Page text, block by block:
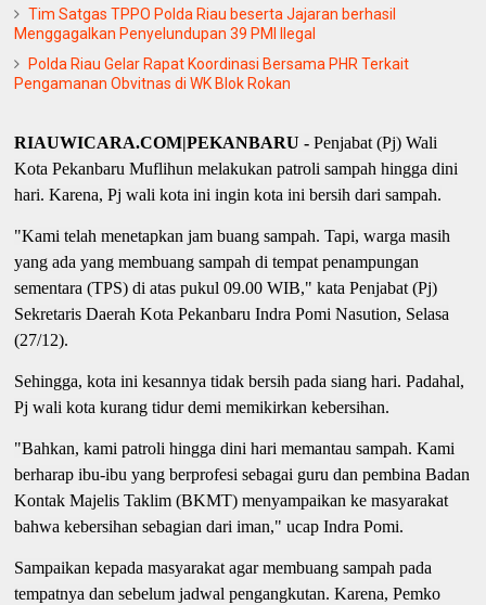
Tim Satgas TPPO Polda Riau beserta Jajaran berhasil
Menggagalkan Penyelundupan 39 PMI Ilegal
Polda Riau Gelar Rapat Koordinasi Bersama PHR Terkait
Pengamanan Obvitnas di WK Blok Rokan
RIAUWICARA.COM|PEKANBARU -Penjabat (Pj) Wali
Kota Pekanbaru Muflihun melakukan patroli sampah hingga dini
hari. Karena, Pj wali kota ini ingin kota ini bersih dari sampah.
"Kami telah menetapkan jam buang sampah. Tapi, warga masih
yang ada yang membuang sampah di tempat penampungan
sementara (TPS) di atas pukul 09.00 WIB," kata Penjabat (Pj)
Sekretaris Daerah Kota Pekanbaru Indra Pomi Nasution, Selasa
(27/12).
Sehingga, kota ini kesannya tidak bersih pada siang hari. Padahal,
Pj wali kota kurang tidur demi memikirkan kebersihan.
"Bahkan, kami patroli hingga dini hari memantau sampah. Kami
berharap ibu-ibu yang berprofesi sebagai guru dan pembina Badan
Kontak Majelis Taklim (BKMT) menyampaikan ke masyarakat
bahwa kebersihan sebagian dari iman," ucap Indra Pomi.
Sampaikan kepada masyarakat agar membuang sampah pada
tempatnya dan sebelum jadwal pengangkutan. Karena, Pemko